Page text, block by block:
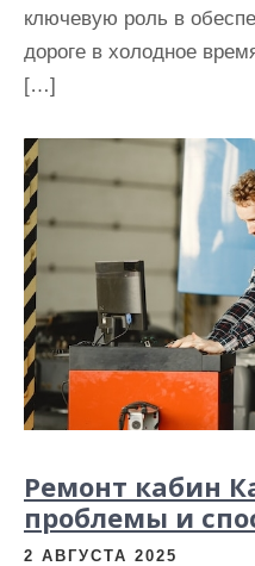
ключевую роль в
дороге в холодное
[…]
Ремонт кабин
проблемы и
2 АВГУСТА 2025